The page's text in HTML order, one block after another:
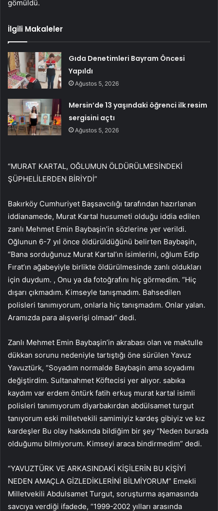
gömüldü.
İlgili Makaleler
Gıda Denetimleri Bayram Öncesi
Yapıldı
Ağustos 5, 2026
Mersin’de 13 yaşındaki öğrenci ilk resim
sergisini açtı
Ağustos 5, 2026
“MURAT KARTAL, OĞLUMUN ÖLDÜRÜLMESİNDEKİ
ŞÜPHELİLERDEN BİRİYDİ”
Bakırköy Cumhuriyet Başsavcılığı tarafından hazırlanan
iddianamede, Murat Kartal husumeti olduğu iddia edilen
zanlı Mehmet Emin Baybaşin’in sözlerine yer verildi.
Oğlunun 6-7 yıl önce öldürüldüğünü belirten Baybaşin,
“Bana sorduğunuz Murat Kartal’ın isimlerini, oğlum Edip
Fırat’ın ağabeyiyle birlikte öldürülmesinde zanlı oldukları
için duydum. , Onu ya da fotoğrafını hiç görmedim. “Hiç
dışarı çıkmadım. Kimseyle tanışmadım. Bahsedilen
polisleri tanımıyorum, onlarla hiç tanışmadım. Onlar yalan.
Aramızda para alışverişi olmadı” dedi.
Zanlı Mehmet Emin Baybaşin’in akrabası olan ve maktulle
dükkan sorunu nedeniyle tartıştığı öne sürülen Yavuz
Yavuztürk, “Soyadım normalde Baybaşin ama soyadımı
değiştirdim. Sultanahmet Köftecisi yer alıyor. sabıka
kaydım var erdem öntürk fatih erkuş murat kartal isimli
polisleri tanımıyorum diyarbakırdan abdülsamet turgut
tanıyorum eski milletvekili samimiyiz kardeş gibiyiz ve kız
kardeşler Bu olay hakkında bildiğim bir şey “Neden burada
olduğumu bilmiyorum. Kimseyi araca bindirmedim” dedi.
“YAVUZTÜRK VE ARKASINDAKİ KİŞİLERİN BU KİŞİYİ
NEDEN AMAÇLA GİZLEDİKLERİNİ BİLMİYORUM” Emekli
Milletvekili Abdulsamet Turgut, soruşturma aşamasında
savcıya verdiği ifadede, “1999-2002 yılları arasında